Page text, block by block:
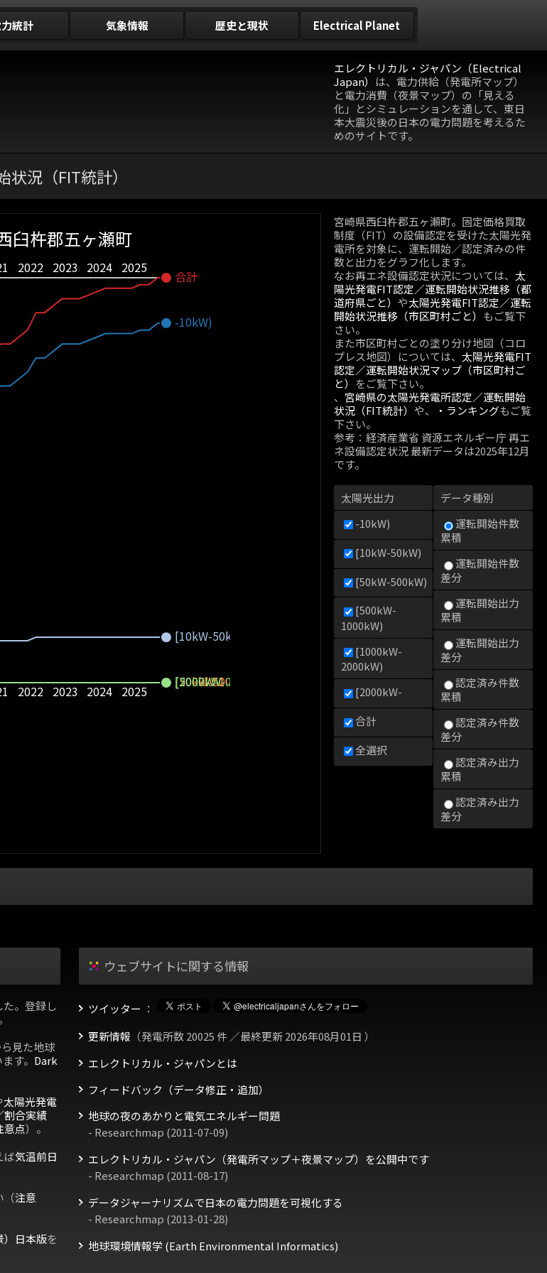
統計 気象情報 歴史と現状 Electrical Planet
エレクトリカル・ジャパン（Electrical
Japan） は、電力供給（発電所マップ）
と電力消費（夜景マップ）の「見える
化」とシミュレーションを通して、東日
本大震災後の日本の電力問題を考えるた
めのサイトです。
況（FIT統計）
2022 2023 2024 2025
2022 2023 2024 2025
臼杵郡五ヶ瀬町
-10kW)
[10kW-50kW)
[50kW-500kW)
[500kW-1000kW)
[1000kW-2000kW)
[2000kW-
合計
宮崎県西臼杵郡五ヶ瀬町。固定価格買取
制度（FIT）の設備認定を受けた太陽光発
電所を対象に、運転開始／認定済みの件
数と出力をグラフ化します。
なお再エネ設備認定状況については、 太
陽光発電FIT認定／運転開始状況推移（都
道府県ごと） や太陽光発電FIT認定／運転
開始状況推移（市区町村ごと） もご覧下
さい。
また市区町村ごとの塗り分け地図（コロ
プレス地図）については、 太陽光発電FIT
認定／運転開始状況マップ（市区町村ご
と） をご覧下さい。
、 宮崎県の太陽光発電所認定／運転開始
状況（FIT統計） や、 ・ランキングもご覧
下さい。
参考：経済産業省 資源エネルギー庁 再エ
ネ設備認定状況 最新データは2025年12月
です。
太陽光出力
-10kW)
[10kW-50kW)
[50kW-500kW)
[500kW-
1000kW)
[1000kW-
2000kW)
[2000kW-
合計
全選択
データ種別
運転開始件数
累積
運転開始件数
差分
運転開始出力
累積
運転開始出力
差分
認定済み件数
累積
認定済み件数
差分
認定済み出力
累積
認定済み出力
差分
。登録し
見た地球
す。 Dark
太陽光発電
割合実績
意点）。
ば気温前日
（注意
）日本版を
ウェブサイトに関する情報
ツイッター ：
更新情報 （発電所数 20025 件 ／最終更新 2026年08月01日 ）
エレクトリカル・ジャパンとは
フィードバック（データ修正・追加）
地球の夜のあかりと電気エネルギー問題
- Researchmap (2011-07-09)
エレクトリカル・ジャパン（発電所マップ＋夜景マップ）を公開中です
- Researchmap (2011-08-17)
データジャーナリズムで日本の電力問題を可視化する
- Researchmap (2013-01-28)
地球環境情報学 (Earth Environmental Informatics)